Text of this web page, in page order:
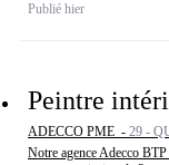
Publié hier
Peintre
ADECCO PME - 29 -
Notre agence Adecco